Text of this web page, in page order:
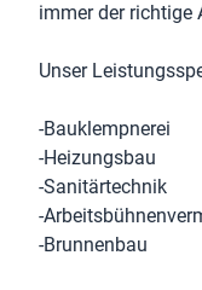
immer der richtige
Unser
-Bauklempnerei
-Heizungsbau
-Sanitärtechnik
-
-Brunnenbau